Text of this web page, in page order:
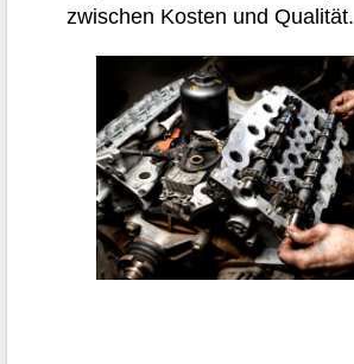
zwischen Kosten und Qualität.